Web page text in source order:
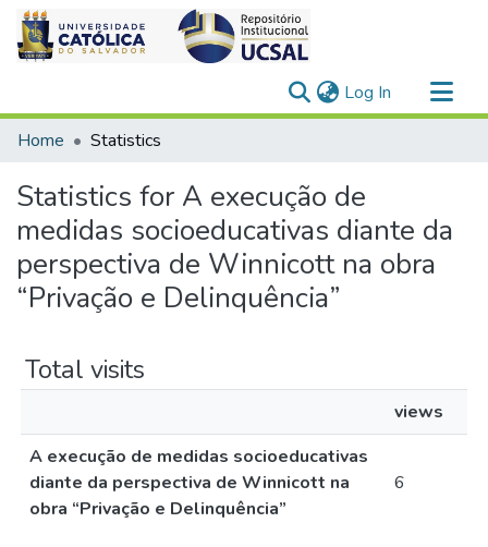
Log In (current)
Communities & Collections
Home Statistics
Statistics for A execução de
medidas socioeducativas diante da
perspectiva de Winnicott na obra
“Privação e Delinquência”
Total visits
views
A execução de medidas socioeducativas
diante da perspectiva de Winnicott na
obra “Privação e Delinquência”
6